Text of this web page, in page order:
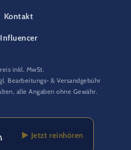
Kontakt
Influencer
inkl. MwSt.
Bearbeitungs- & Versandgebühr
alle Angaben ohne Gewähr.
Jetzt reinhören